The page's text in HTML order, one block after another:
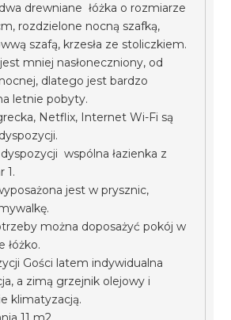
drewniane łóżka o rozmiarze
rozdzielone nocną szafką,
szafą, krzesła ze stoliczkiem.
mniej nasłoneczniony, od
dlatego jest bardzo
letnie pobyty.
Netflix, Internet Wi-Fi są
wspólna łazienka z
1.
jest w prysznic,
można doposażyć pokój w
łóżko.
Gości latem indywidualna
a zimą grzejnik olejowy i
klimatyzacją.